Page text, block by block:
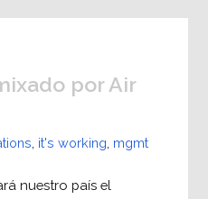
por Air
it's working mgmt
nuestro país el